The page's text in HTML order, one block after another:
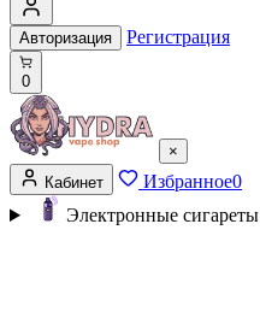
Авторизация Регистрация
0
×
Кабинет
Избранное0
Электронные сигареты